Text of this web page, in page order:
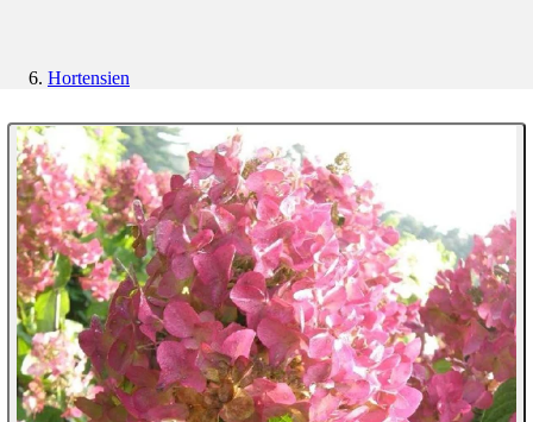
Hortensien